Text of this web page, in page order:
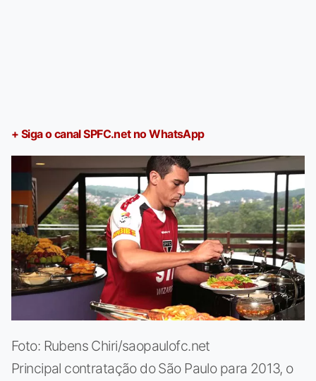
+ Siga o canal SPFC.net no WhatsApp
Foto: Rubens Chiri/saopaulofc.net
Principal contratação do São Paulo para 2013, o